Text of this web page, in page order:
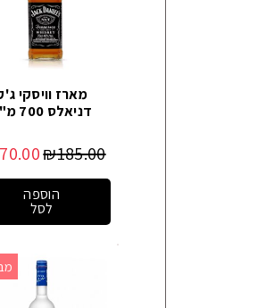
מארז וויסקי
דניאלס 700 מ"ל
₪185.00
הוספה
לסל